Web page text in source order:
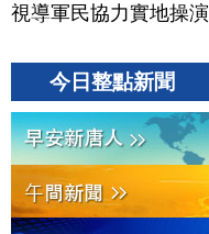
視導軍民協力實地操演
今日整點新聞